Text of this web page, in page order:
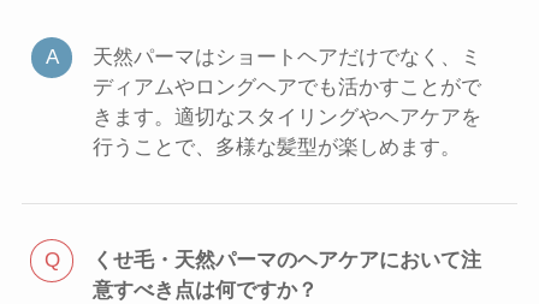
天然パーマはショートヘアだけでなく、ミ
ディアムやロングヘアでも活かすことがで
きます。適切なスタイリングやヘアケアを
行うことで、多様な髪型が楽しめます。
くせ毛・天然パーマのヘアケアにおいて注
意すべき点は何ですか？